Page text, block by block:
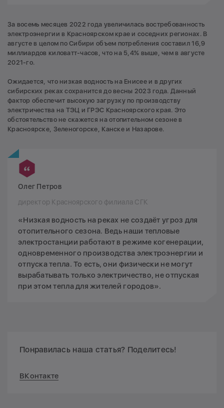
За восемь месяцев 2022 года увеличилась востребованность
электроэнергии в Красноярском крае и соседних регионах. В
августе в целом по Сибири объем потребления составил 16,9
миллиардов киловатт-часов, что на 5,4% выше, чем в августе
2021-го.
Ожидается, что низкая водность на Енисее и в других
сибирских реках сохранится до весны 2023 года. Данный
фактор обеспечит высокую загрузку по производству
электричества на ТЭЦ и ГРЭС Красноярского края. Это
обстоятельство не скажется на отопительном сезоне в
Красноярске, Зеленогорске, Канске и Назарове.
Олег Петров
директор Красноярского филиала СГК
«Низкая водность на реках не создаёт угроз для
отопительного сезона. Ведь наши тепловые
электростанции работают в режиме когенерации,
одновременного производства электроэнергии и
отпуска тепла. То есть, они физически не могут
вырабатывать только электричество, не отпуская
при этом тепла для жителей городов».
Понравилась наша статья? Поделитесь!
ВКонтакте